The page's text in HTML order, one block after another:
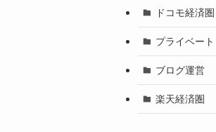
ドコモ経済圏
プライベート
ブログ運営
楽天経済圏